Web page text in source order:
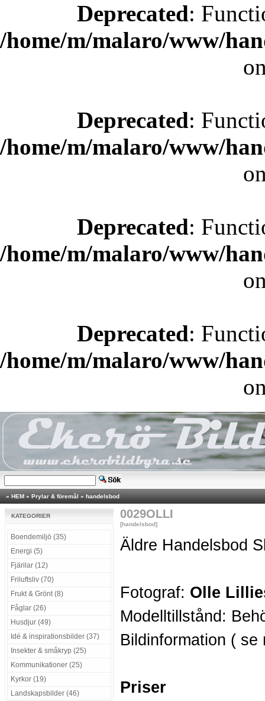
Deprecated:
/home/m/malaro/www/
Deprecated:
/home/m/malaro/www/
Deprecated:
/home/m/malaro/www/
Deprecated:
/home/m/malaro/www/
» HEM » Prylar & föremål » handelsbod
KATEGORIER
Boendemiljö (35)
Energi (5)
Fjärilar (12)
Friluftsliv (70)
Frukt & Grönt (8)
Fåglar (26)
Husdjur (49)
Idé & inspirationsbilder (37)
Insekter & småkryp (25)
Kommunikationer (25)
Kyrkor (19)
Landskapsbilder (46)
0029OLLI
[handelsbod]
Äldre Handelsbod
Fotograf: Olle
Modelltillstånd:
Bildinformation ( se
Priser